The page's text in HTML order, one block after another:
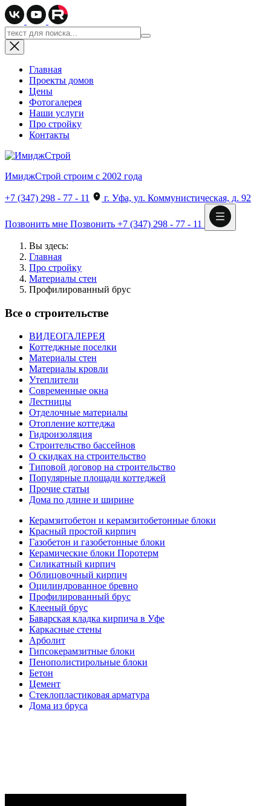
Главная
Проекты домов
Цены
Фотогалерея
Наши услуги
Про стройку
Контакты
ИмиджСтрой строим с 2002 года
+7 (347) 298 - 77 - 11 г. Уфа, ул. Коммунистическая, д. 92
Позвонить мне Позвонить +7 (347) 298 - 77 - 11
Вы здесь:
Главная
Про стройку
Материалы стен
Профилированный брус
Все о строительстве
ВИДЕОГАЛЕРЕЯ
Коттеджные поселки
Материалы стен
Материалы кровли
Утеплители
Современные окна
Лестницы
Отделочные материалы
Отопление коттеджа
Гидроизоляция
Строительство бассейнов
О скидках на строительство
Типовой договор на строительство
Популярные площади коттеджей
Прочие статьи
Дома по длине и ширине
Керамзитобетон и керамзитобетонные блоки
Красный простой кирпич
Газобетон и газобетонные блоки
Керамические блоки Поротерм
Силикатный кирпич
Облицовочный кирпич
Оцилиндрованное бревно
Профилированный брус
Клееный брус
Баварская кладка кирпича в Уфе
Каркасные стены
Арболит
Гипсокерамзитные блоки
Пенополистирольные блоки
Бетон
Цемент
Стеклопластиковая арматура
Дома из бруса